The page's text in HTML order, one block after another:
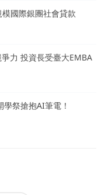
國際銀團社會貸款
力 投資長受臺大EMBA
祭搶抱AI筆電！